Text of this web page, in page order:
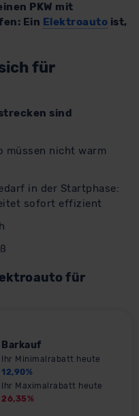
PKW mit
Ein Elektroauto ist,
für
sind
müssen nicht warm
in der Startphase:
sofort effizient
für
Barkauf
Ihr Minimalrabatt heute
12,90%
Ihr Maximalrabatt heute
26,35%